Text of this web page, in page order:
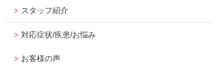
スタッフ紹介
対応症状/疾患/お悩み
お客様の声